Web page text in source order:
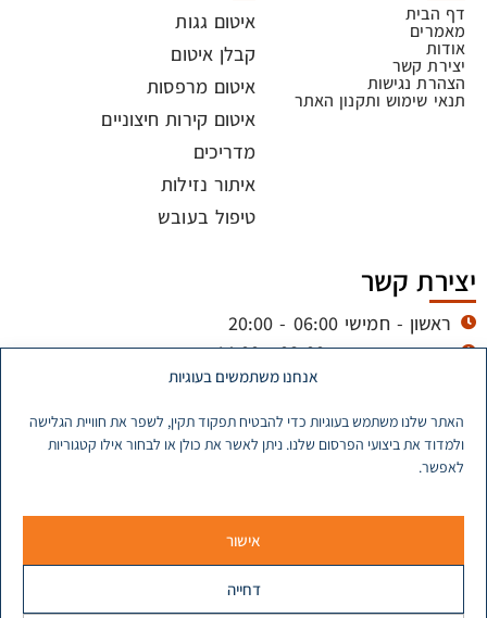
אנחנו משתמשים בעוגיות
האתר שלנו משתמש בעוגיות כדי להבטיח תפקוד תקין, לשפר את חוויית הגלישה
ולמדוד את ביצועי הפרסום שלנו. ניתן לאשר את כולן או לבחור אילו קטגוריות
לאפשר.
אישור
דחייה
דף הבית
מאמרים
אודות
יצירת קשר
הצהרת נגישות
תנאי שימוש ותקנון האתר
איטום גגות
קבלן איטום
איטום מרפסות
איטום קירות חיצוניים
מדריכים
איתור נזילות
טיפול בעובש
יצירת קשר
ראשון - חמישי 06:00 - 20:00
שישי וערבי חג - 08:00 - 14:00
itumtz@gmail.com
053-773-5678
כל הזכויות שמורות ל ©
מקדם אתרים Avinu.co.il